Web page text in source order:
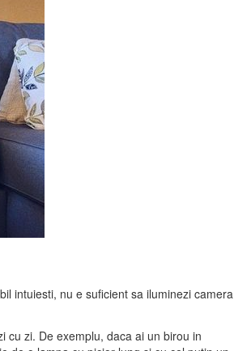
intuiesti, nu e suficient sa iluminezi camera
cu zi. De exemplu, daca ai un birou in